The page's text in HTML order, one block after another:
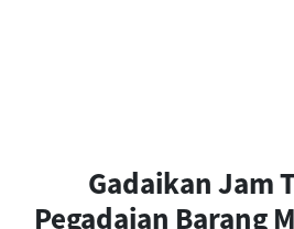
Gadaikan Jam
Pegadaian Barang